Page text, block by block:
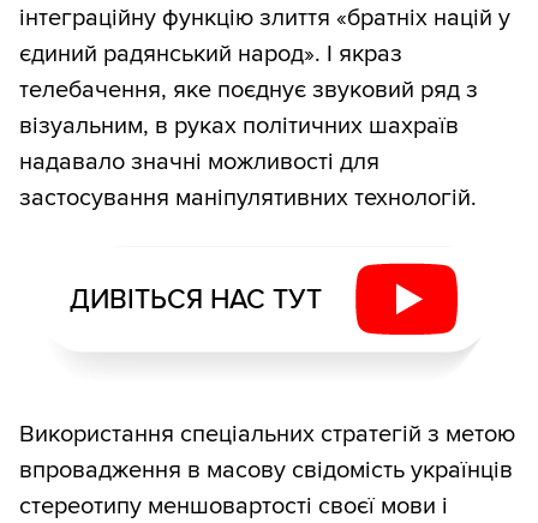
інтеграційну функцію злиття «братніх націй у
єдиний радянський народ». І якраз
телебачення, яке поєднує звуковий ряд з
візуальним, в руках політичних шахраїв
надавало значні можливості для
застосування маніпулятивних технологій.
ДИВІТЬСЯ НАС ТУТ
Використання спеціальних стратегій з метою
впровадження в масову свідомість українців
стереотипу меншовартості своєї мови і